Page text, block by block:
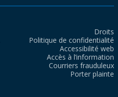
Droits
Politique de confidentialité
Accessibilité web
Accès à l’information
Courriers frauduleux
Porter plainte